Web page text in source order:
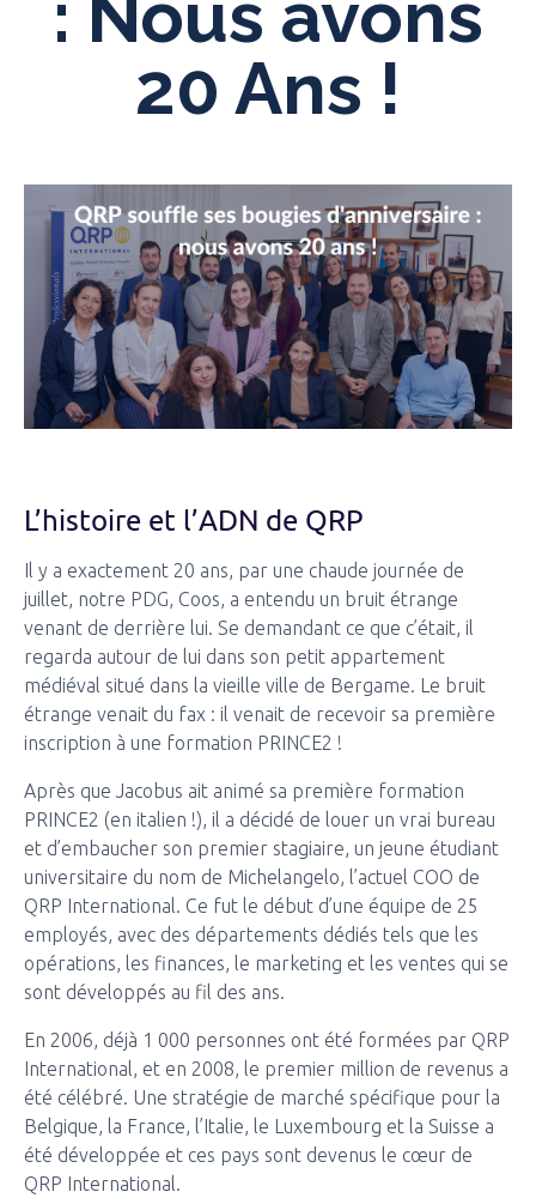
: Nous avons
20 Ans !
L’histoire et l’ADN de QRP
Il y a exactement 20 ans, par une chaude journée de
juillet, notre PDG, Coos, a entendu un bruit étrange
venant de derrière lui. Se demandant ce que c’était, il
regarda autour de lui dans son petit appartement
médiéval situé dans la vieille ville de Bergame. Le bruit
étrange venait du fax : il venait de recevoir sa première
inscription à une formation PRINCE2 !
Après que Jacobus ait animé sa première formation
PRINCE2 (en italien !), il a décidé de louer un vrai bureau
et d’embaucher son premier stagiaire, un jeune étudiant
universitaire du nom de Michelangelo, l’actuel COO de
QRP International. Ce fut le début d’une équipe de 25
employés, avec des départements dédiés tels que les
opérations, les finances, le marketing et les ventes qui se
sont développés au fil des ans.
En 2006, déjà 1 000 personnes ont été formées par QRP
International, et en 2008, le premier million de revenus a
été célébré. Une stratégie de marché spécifique pour la
Belgique, la France, l’Italie, le Luxembourg et la Suisse a
été développée et ces pays sont devenus le cœur de
QRP International.